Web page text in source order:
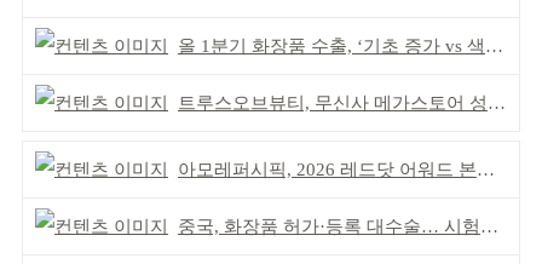
올 1분기 화장품 수출, ‘기초 증가 vs 색조 감소’
트루스오브뷰티, 무신사 메가스토어 성수 입점
아모레퍼시픽, 2026 레드닷 어워드 본상 2개 수상
중국, 화장품 허가·등록 대수술… 시험자료 공용 허용